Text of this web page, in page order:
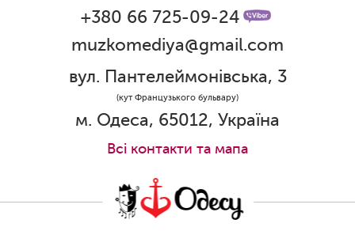
Графік роботи каси 1 червня
Ювілей Олени Редько
Ювілей Станіслава Зайцева
+380 66 725-09-24
muzkomediya@gmail.com
вул. Пантелеймонівська, 3
(кут Французького бульвару)
м. Одеса, 65012, Україна
Всi контакти та мапа